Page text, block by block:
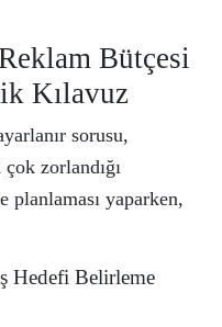
Bütçesi
Kılavuz
sorusu,
zorlandığı
planlaması yaparken,
Hedefi Belirleme